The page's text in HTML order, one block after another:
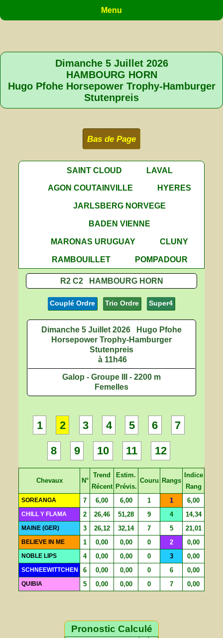
Menu
Dimanche 5 Juillet 2026
HAMBOURG HORN
Hugo Pfohe Horsepower Trophy-Hamburger
Stutenpreis
Bas de Page
SAINT CLOUD
LAVAL
AGON COUTAINVILLE
HYERES
JARLSBERG NORVEGE
BADEN VIENNE
MARONAS URUGUAY
CLUNY
RAMBOUILLET
POMPADOUR
R2 C2 HAMBOURG HORN
Couplé Ordre Trio Ordre Super4
Dimanche 5 Juillet 2026
Hugo Pfohe
Horsepower Trophy-Hamburger
Stutenpreis
à 11h46
Galop - Groupe III - 2200 m
Femelles
1 2 3 4 5 6 7
8 9 10 11 12
Chevaux N°
Trend
Récent
Estim.
Prévis.
Couru Rangs
Indice
Rang
SOREANGA 7 6,00 6,00 1 1 6,00
CHILL Y FLAMA 2 26,46 51,28 9 4 14,34
MAINE (GER) 3 26,12 32,14 7 5 21,01
BELIEVE IN ME 1 0,00 0,00 0 2 0,00
NOBLE LIPS 4 0,00 0,00 0 3 0,00
SCHNEEWITTCHEN 6 0,00 0,00 0 6 0,00
QUIBIA 5 0,00 0,00 0 7 0,00
Pronostic Calculé